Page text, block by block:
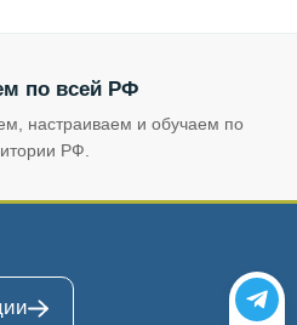
по всей РФ
настраиваем и обучаем по
РФ.